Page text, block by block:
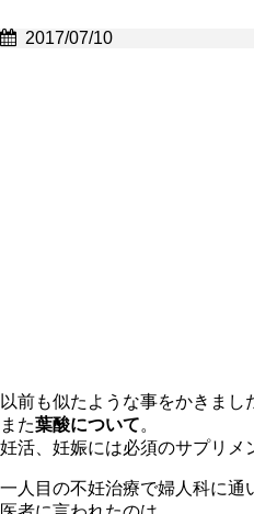
2017/07/10
以前も似たような事をかきまし
また葉酸について。
妊活、妊娠には必須のサプリメ
一人目の不妊治療で婦人科に通